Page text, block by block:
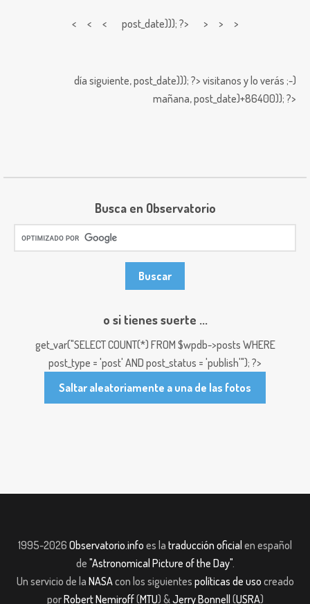
< < < post_date))); ?> > > >
día siguiente,post_date))); ?> visitanos y lo verás ;-)
mañana,post_date)+86400)); ?>
Busca en Observatorio
o si tienes suerte ...
get_var("SELECT COUNT(*) FROM $wpdb->posts WHERE
post_type = 'post' AND post_status = 'publish'"); ?>
Saltar aleatoriamente a una de las fotos
1995-2026 Observatorio.info es la traducción oficial en español
de "Astronomical Picture of the Day".
Un servicio de la NASAcon los siguientes políticas de uso creado
porRobert Nemiroff(MTU) &Jerry Bonnell (USRA)